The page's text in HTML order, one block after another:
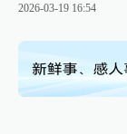
2026-03-19 16:54